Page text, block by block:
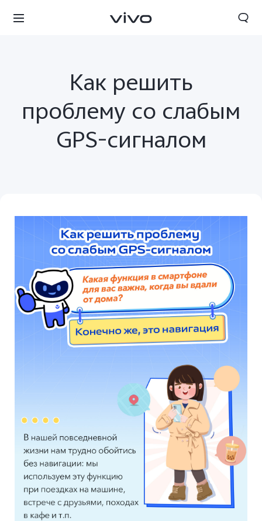
Казахстан | Выберите страну/регион
Как решить
проблему со слабым
GPS-сигналом